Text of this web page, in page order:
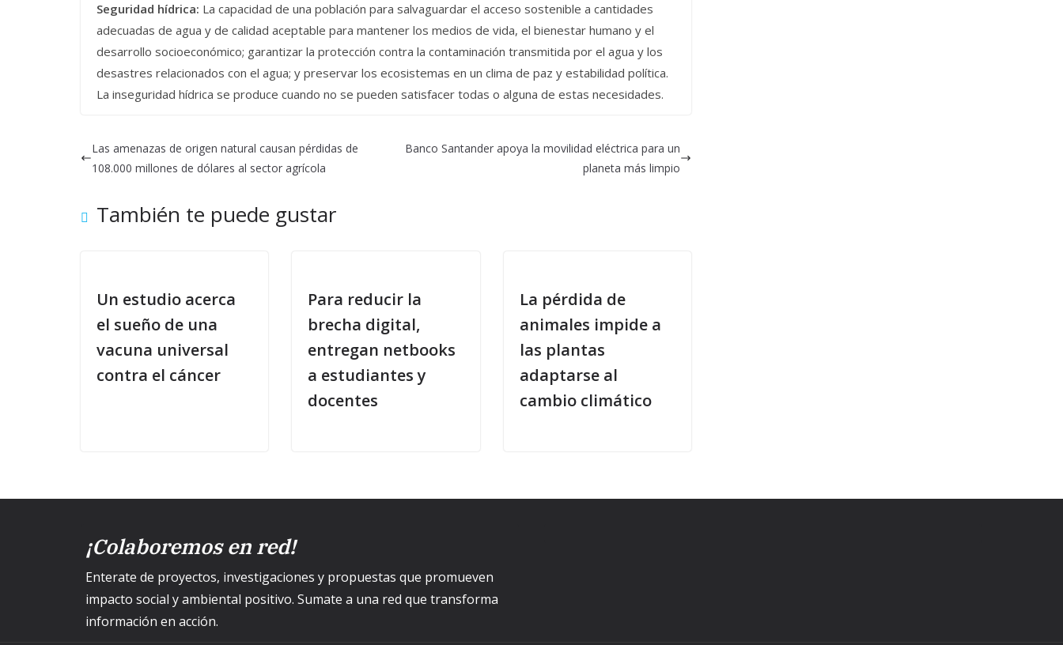
Seguridad hídrica: La capacidad de una población para salvaguardar el acceso sostenible a cantidades
adecuadas de agua y de calidad aceptable para mantener los medios de vida, el bienestar humano y el
desarrollo socioeconómico; garantizar la protección contra la contaminación transmitida por el agua y los
desastres relacionados con el agua; y preservar los ecosistemas en un clima de paz y estabilidad política.
La inseguridad hídrica se produce cuando no se pueden satisfacer todas o alguna de estas necesidades.
Las amenazas de origen natural causan pérdidas de
108.000 millones de dólares al sector agrícola
Banco Santander apoya la movilidad eléctrica para un
planeta más limpio
También te puede gustar
Un estudio acerca
el sueño de una
vacuna universal
contra el cáncer
Para reducir la
brecha digital,
entregan netbooks
a estudiantes y
docentes
La pérdida de
animales impide a
las plantas
adaptarse al
cambio climático
¡Colaboremos en red!
Enterate de proyectos, investigaciones y propuestas que promueven
impacto social y ambiental positivo. Sumate a una red que transforma
información en acción.